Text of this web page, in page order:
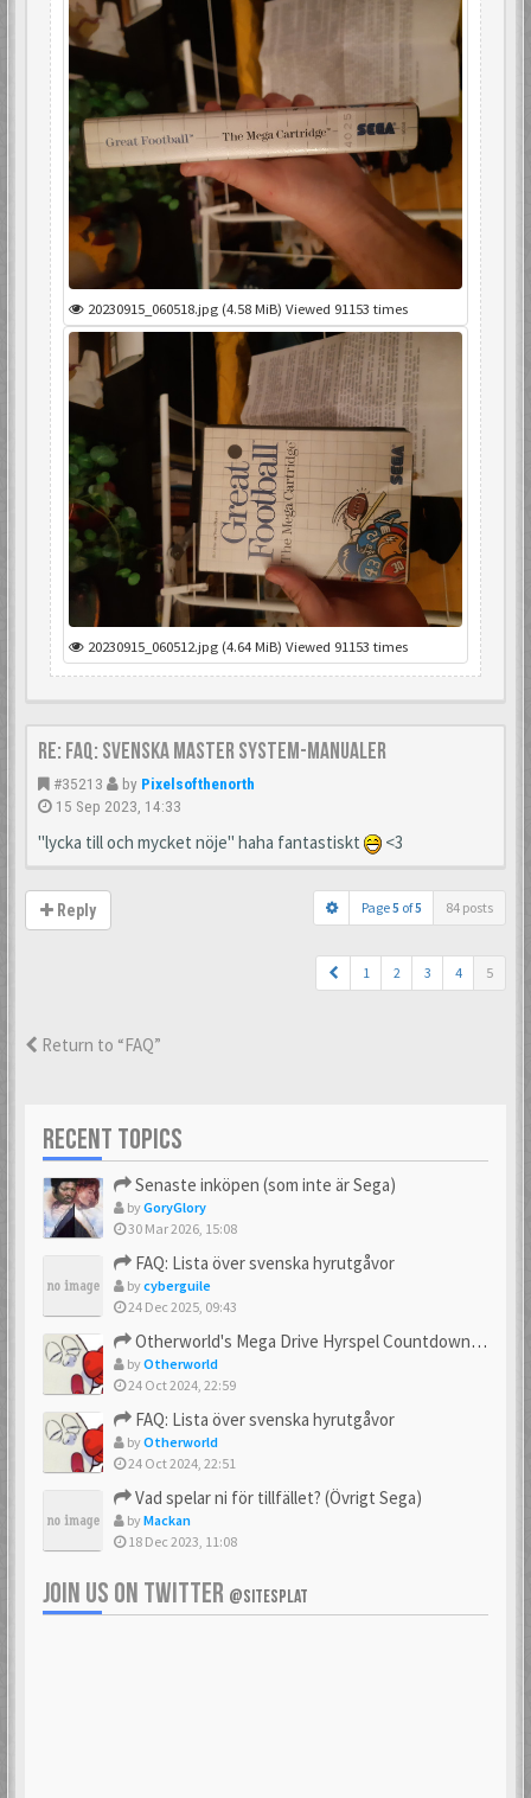
20230915_060518.jpg (4.58 MiB) Viewed 91153 times
20230915_060512.jpg (4.64 MiB) Viewed 91153 times
Re: FAQ: Svenska Master System-manualer
#35213 by Pixelsofthenorth
15 Sep 2023, 14:33
"lycka till och mycket nöje" haha fantastiskt <3
Reply Page5 of5 84 posts
1 2 3 4 5
Return to “FAQ”
RECENT TOPICS
Senaste inköpen (som inte är Sega)
byGoryGlory
30 Mar 2026, 15:08
FAQ: Lista över svenska hyrutgåvor
bycyberguile
24 Dec 2025, 09:43
Otherworld's Mega Drive Hyrspel Countdown Tråd!
byOtherworld
24 Oct 2024, 22:59
FAQ: Lista över svenska hyrutgåvor
byOtherworld
24 Oct 2024, 22:51
Vad spelar ni för tillfället? (Övrigt Sega)
byMackan
18 Dec 2023, 11:08
JOIN US ON TWITTER @SITESPLAT